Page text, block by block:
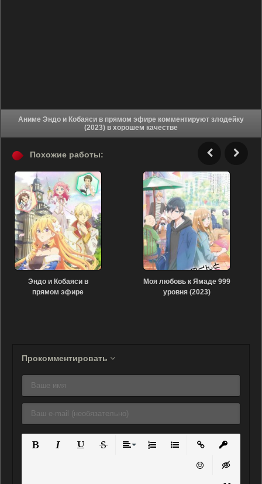
Аниме Эндо и Кобаяси в прямом эфире комментируют злодейку
(2023) в хорошем качестве
Похожие работы:
Эндо и Кобаяси в
прямом эфире
Моя любовь к Ямаде 999
уровня (2023)
Прокомментировать
Нумерованный список
Маркированный
Вставить ссылку
Вставить